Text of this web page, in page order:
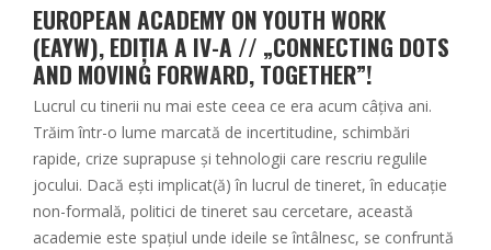
EUROPEAN ACADEMY ON YOUTH WORK
(EAYW), EDIȚIA A IV-A // „CONNECTING DOTS
AND MOVING FORWARD, TOGETHER”!
Lucrul cu tinerii nu mai este ceea ce era acum câțiva ani.
Trăim într-o lume marcată de incertitudine, schimbări
rapide, crize suprapuse și tehnologii care rescriu regulile
jocului. Dacă ești implicat(ă) în lucrul de tineret, în educație
non-formală, politici de tineret sau cercetare, această
academie este spațiul unde ideile se întâlnesc, se confruntă